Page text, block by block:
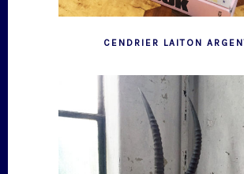
CENDRIER LAITON